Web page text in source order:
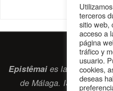
Epistêmaies la revista
de Málaga. ISSN 2697-
terceros
sitio web,
acceso a
página
tráfico y
usuario.
cookies,
deseas